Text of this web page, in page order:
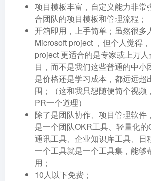
项目模板丰富，自定义能力非常
合团队的项目模板和管理流程；
开箱即用，上手简单；虽然很多
Microsoft project ，但个人觉得
project 更适合的是专家或上万
目，而不是我们这些普通的中小
是价格还是学习成本，都远远超
围；（这和我只想随便简个视频
PR一个道理）
除了是团队协作、项目管理软件
是一个团队OKR工具、轻量化
通讯工具、企业知识库工具、日
一个工具就是一个工具集，能够
用；
10人以下免费；